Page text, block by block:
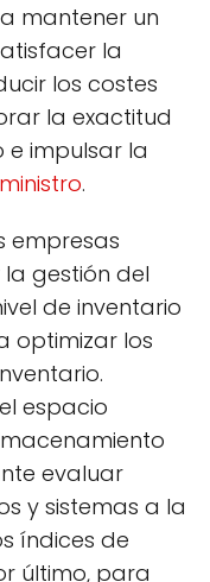
mantener un
la
los costes
la exactitud
e impulsar la
.
empresas
gestión del
de inventario
optimizar los
espacio
evaluar
y sistemas a la
índices de
último, para